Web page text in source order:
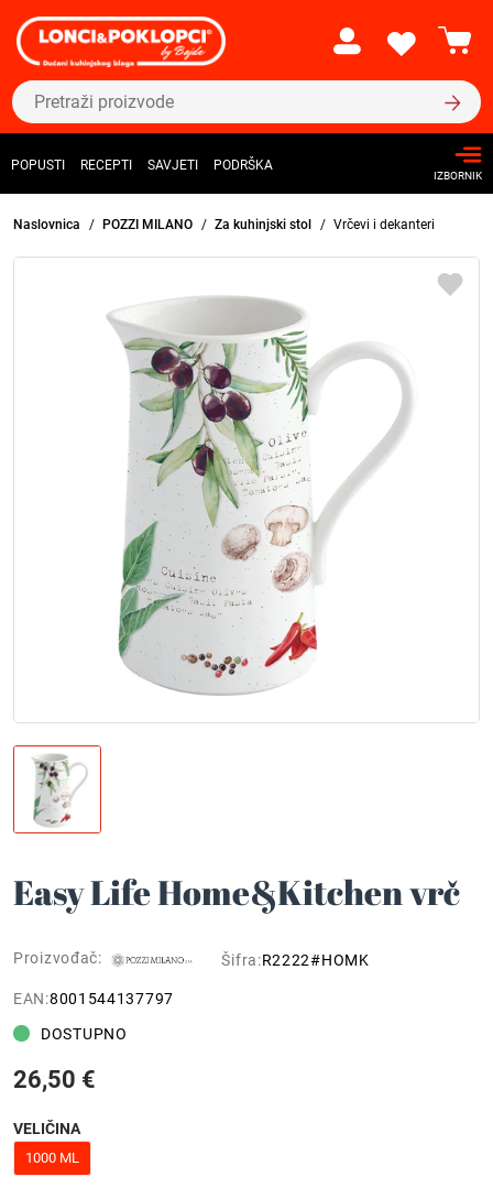
POPUSTI RECEPTI SAVJETI PODRŠKA
IZBORNIK
Naslovnica POZZI MILANO Za kuhinjski stol Vrčevi i dekanteri
Easy Life Home&Kitchen vrč
Proizvođač: Šifra:R2222#HOMK
EAN:8001544137797
DOSTUPNO
26,50 €
VELIČINA
1000 ML